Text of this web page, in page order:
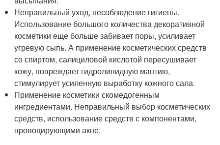
Неправильный уход, несоблюдение гигиены.
Использование большого количества декоративной
косметики еще больше забивает поры, усиливает
угревую сыпь. А применение косметических средств
со спиртом, салициловой кислотой пересушивает
кожу, повреждает гидролипидную мантию,
стимулирует усиленную выработку кожного сала.
Применение косметики скомедогенным
ингредиентами. Неправильный выбор косметических
средств, использование средств с компонентами,
провоцирующими акне.